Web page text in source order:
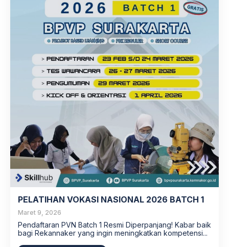
PELATIHAN VOKASI NASIONAL 2026 BATCH 1
Maret 9, 2026
Pendaftaran PVN Batch 1 Resmi Diperpanjang! Kabar baik
bagi Rekannaker yang ingin meningkatkan kompetensi...